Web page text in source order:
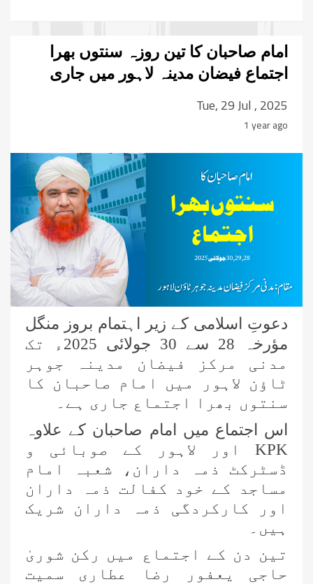
امام صاحبان کا تین روزہ سنتوں بھرا
اجتماع فیضان مدینہ لاہور میں جاری
Tue, 29 Jul , 2025
1 year ago
دعوتِ اسلامی کے زیر اہتمام بروز منگل
مؤرخہ 28 سے 30 جولائی 2025ء تک
مدنی مرکز فیضان مدینہ جوہر
ٹاؤن لاہور میں امام صاحبان کا
سنتوں بھرا اجتماع جاری ہے۔
اس اجتماع میں امام صاحبان کے علاوہ
KPKاور لاہور کے صوبائی و
ڈسٹرکٹ ذمہ داران، شعبہ امام
مساجد کے خود کفالت ذمہ داران
اور کارکردگی ذمہ داران شریک
ہیں۔
تین دن کے اجتماع میں رکن شوریٰ
حاجی یعفور رضا عطاری سمیت